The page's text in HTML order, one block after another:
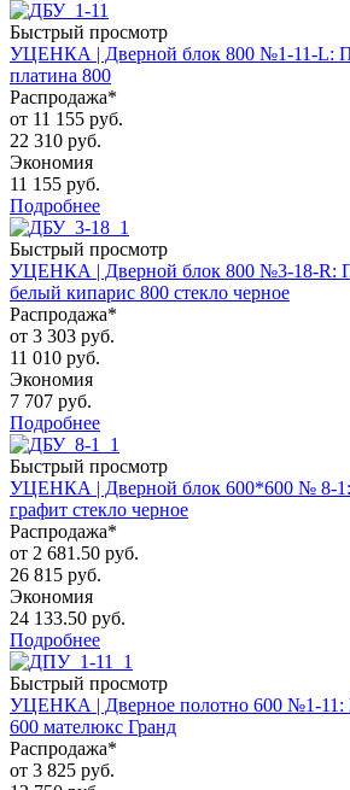
Быстрый просмотр
УЦЕНКА | Дверной блок 800 №1-11-L:
платина 800
Распродажа*
от 11 155 руб.
22 310 руб.
Экономия
11 155 руб.
Подробнее
Быстрый просмотр
УЦЕНКА | Дверной блок 800 №3-18-R:
белый кипарис 800 стекло черное
Распродажа*
от 3 303 руб.
11 010 руб.
Экономия
7 707 руб.
Подробнее
Быстрый просмотр
УЦЕНКА | Дверной блок 600*600 № 8-
графит стекло черное
Распродажа*
от 2 681.50 руб.
26 815 руб.
Экономия
24 133.50 руб.
Подробнее
Быстрый просмотр
УЦЕНКА | Дверное полотно 600 №1-
600 мателюкс Гранд
Распродажа*
от 3 825 руб.